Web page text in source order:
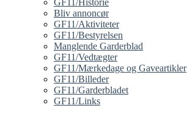
GF11/Historie
Bliv annoncør
GF11/Aktiviteter
GF11/Bestyrelsen
Manglende Garderblad
GF11/Vedtægter
GF11/Mærkedage og Gaveartikler
GF11/Billeder
GF11/Garderbladet
GF11/Links